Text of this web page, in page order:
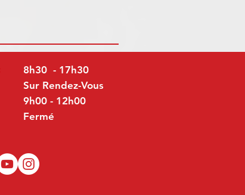
8h30 - 17h30
Sur Rendez-Vous
9h00 - 12h00
Fermé